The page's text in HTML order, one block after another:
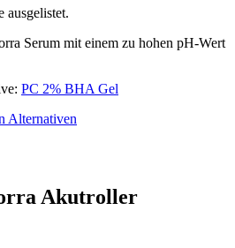
ausgelistet.
Serum mit einem zu hohen pH-Wert
PC 2% BHA Gel
Alternativen
Akutroller